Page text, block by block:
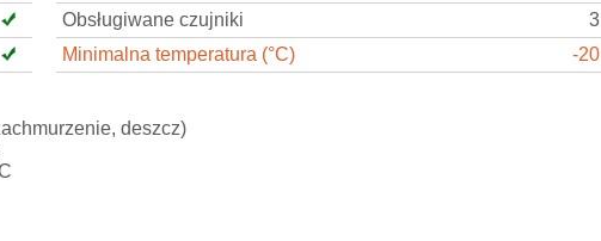
Obsługiwane czujniki
3
Minimalna temperatura (°C)
-20
deszcz)